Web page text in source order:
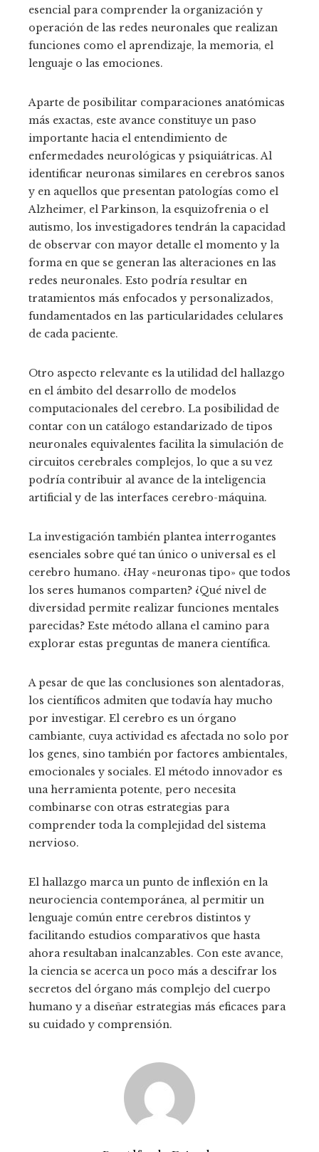
esencial para comprender la organización y
operación de las redes neuronales que realizan
funciones como el aprendizaje, la memoria, el
lenguaje o las emociones.
Aparte de posibilitar comparaciones anatómicas
más exactas, este avance constituye un paso
importante hacia el entendimiento de
enfermedades neurológicas y psiquiátricas. Al
identificar neuronas similares en cerebros sanos
y en aquellos que presentan patologías como el
Alzheimer, el Parkinson, la esquizofrenia o el
autismo, los investigadores tendrán la capacidad
de observar con mayor detalle el momento y la
forma en que se generan las alteraciones en las
redes neuronales. Esto podría resultar en
tratamientos más enfocados y personalizados,
fundamentados en las particularidades celulares
de cada paciente.
Otro aspecto relevante es la utilidad del hallazgo
en el ámbito del desarrollo de modelos
computacionales del cerebro. La posibilidad de
contar con un catálogo estandarizado de tipos
neuronales equivalentes facilita la simulación de
circuitos cerebrales complejos, lo que a su vez
podría contribuir al avance de la inteligencia
artificial y de las interfaces cerebro-máquina.
La investigación también plantea interrogantes
esenciales sobre qué tan único o universal es el
cerebro humano. ¿Hay «neuronas tipo» que todos
los seres humanos comparten? ¿Qué nivel de
diversidad permite realizar funciones mentales
parecidas? Este método allana el camino para
explorar estas preguntas de manera científica.
A pesar de que las conclusiones son alentadoras,
los científicos admiten que todavía hay mucho
por investigar. El cerebro es un órgano
cambiante, cuya actividad es afectada no solo por
los genes, sino también por factores ambientales,
emocionales y sociales. El método innovador es
una herramienta potente, pero necesita
combinarse con otras estrategias para
comprender toda la complejidad del sistema
nervioso.
El hallazgo marca un punto de inflexión en la
neurociencia contemporánea, al permitir un
lenguaje común entre cerebros distintos y
facilitando estudios comparativos que hasta
ahora resultaban inalcanzables. Con este avance,
la ciencia se acerca un poco más a descifrar los
secretos del órgano más complejo del cuerpo
humano y a diseñar estrategias más eficaces para
su cuidado y comprensión.